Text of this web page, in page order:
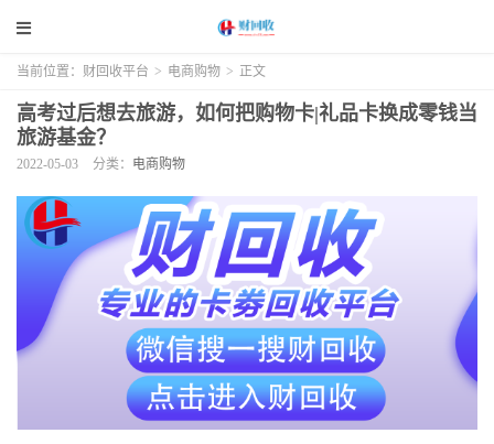
当前位置： 财回收平台 > 电商购物 > 正文
高考过后想去旅游，如何把购物卡|礼品卡换成零钱当
旅游基金？
2022-05-03 分类： 电商购物